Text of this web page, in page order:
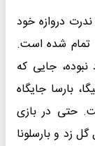
دروازه خود
تمام شده است.
جایی که
بارسا جایگاه
حتی در بازی
گل زد و بارسلونا